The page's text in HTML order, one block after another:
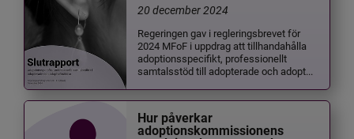
20 december 2024
Regeringen gav i regleringsbrevet för
2024 MFoF i uppdrag att tillhandahålla
adoptionsspecifikt, professionellt
samtalsstöd till adopterade och adopt...
Hur påverkar
adoptionskommissionens